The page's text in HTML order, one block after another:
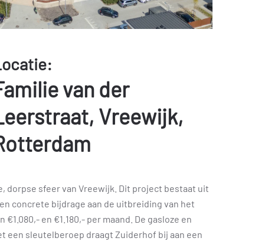
van der
Vreewijk,
dorpse sfeer van Vreewijk. Dit project bestaat uit
concrete bijdrage aan de uitbreiding van het
en €1.180,- per maand. De gasloze en
een sleutelberoep draagt Zuiderhof bij aan een